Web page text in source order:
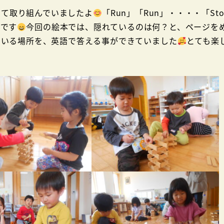
取り組んでいましたよ
「Run」「Run」・・・・「
す
今回の絵本では、隠れているのは何？と、ページを
る場所を、英語で答える事ができていました
とても楽